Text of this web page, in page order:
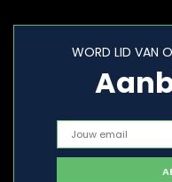
WORD LID VAN